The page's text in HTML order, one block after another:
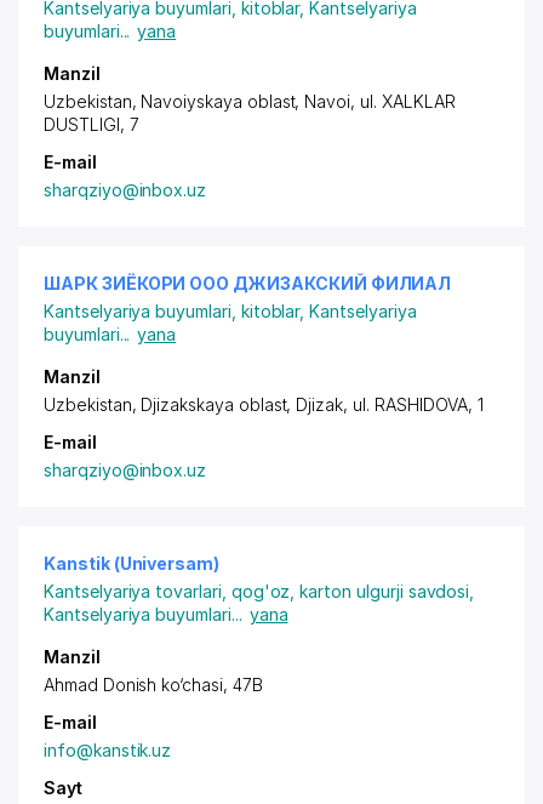
Kantselyariya buyumlari, kitoblar,Kantselyariya
buyumlari... yana
Manzil
Uzbekistan, Navoiyskaya oblast, Navoi, ul. XALKLAR
DUSTLIGI, 7
E-mail
sharqziyo@inbox.uz
ШАРК ЗИЁКОРИ ООО ДЖИЗАКСКИЙ ФИЛИАЛ
Kantselyariya buyumlari, kitoblar,Kantselyariya
buyumlari... yana
Manzil
Uzbekistan, Djizakskaya oblast, Djizak, ul. RASHIDOVA, 1
E-mail
sharqziyo@inbox.uz
Kanstik (Universam)
Kantselyariya tovarlari, qog'oz, karton ulgurji savdosi
Kantselyariya buyumlari... yana
Manzil
Ahmad Donish ko‘chasi, 47B
E-mail
info@kanstik.uz
Sayt